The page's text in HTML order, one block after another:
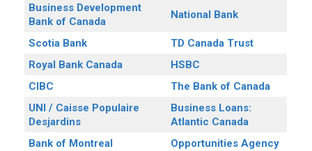
Business Development
Bank of Canada
National Bank
Scotia Bank
TD Canada Trust
Royal Bank Canada
HSBC
CIBC
The Bank of Canada
UNI / Caisse Populaire
Desjardins
Business Loans:
Atlantic Canada
Bank of Montreal
Opportunities Agency